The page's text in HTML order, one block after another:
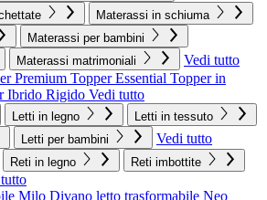
Materassi in schiuma
Materassi per bambini
Materassi matrimoniali
Vedi tutto
Premium Topper Essential Topper in
Ibrido Rigido Vedi tutto
Letti in legno
Letti in tessuto
Letti per bambini Vedi tutto
Reti in legno Reti imbottite
Milo Divano letto trasformabile Neo